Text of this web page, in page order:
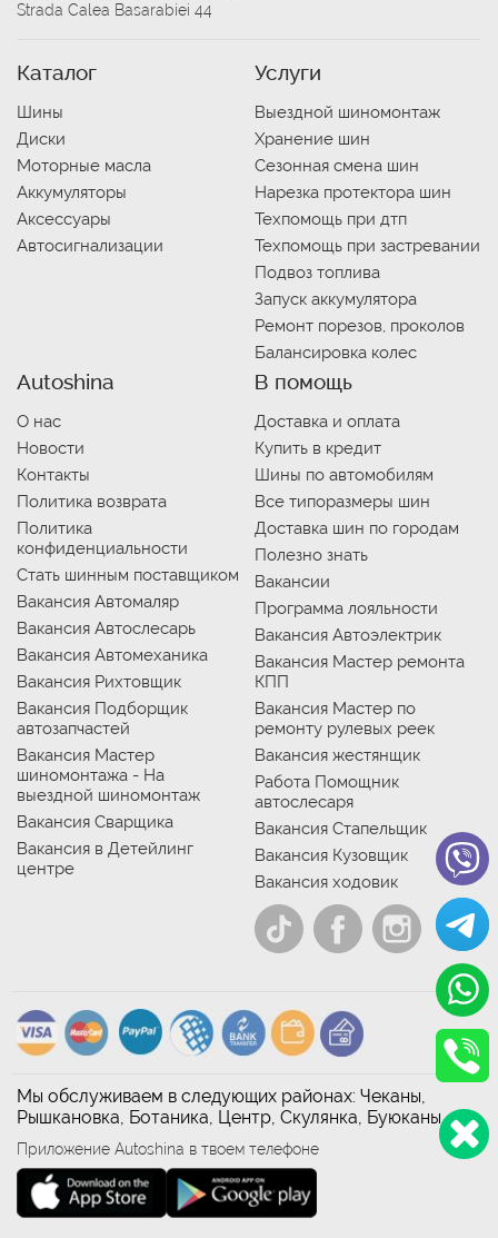
Strada Calea Basarabiei 44
Каталог
Шины
Диски
Моторные масла
Аккумуляторы
Аксессуары
Автосигнализации
Услуги
Выездной шиномонтаж
Хранение шин
Сезонная смена шин
Нарезка протектора шин
Техпомощь при дтп
Техпомощь при застревании
Подвоз топлива
Запуск аккумулятора
Ремонт порезов, проколов
Балансировка колес
Autoshina
О нас
Новости
Контакты
Политика возврата
Политика
конфиденциальности
Стать шинным поставщиком
Вакансия Автомаляр
Вакансия Автослесарь
Вакансия Автомеханика
Вакансия Рихтовщик
Вакансия Подборщик
автозапчастей
Вакансия Мастер
шиномонтажа - На
выездной шиномонтаж
Вакансия Сварщика
Вакансия в Детейлинг
центре
В помощь
Доставка и оплата
Купить в кредит
Шины по автомобилям
Все типоразмеры шин
Доставка шин по городам
Полезно знать
Вакансии
Программа лояльности
Вакансия Автоэлектрик
Вакансия Мастер ремонта
КПП
Вакансия Мастер по
ремонту рулевых реек
Вакансия жестянщик
Работа Помощник
автослесаря
Вакансия Стапельщик
Вакансия Кузовщик
Вакансия ходовик
Мы обслуживаем в следующих районах: Чеканы,
Рышкановка, Ботаника, Центр, Скулянка, Буюканы
Приложение Autoshina в твоем телефоне